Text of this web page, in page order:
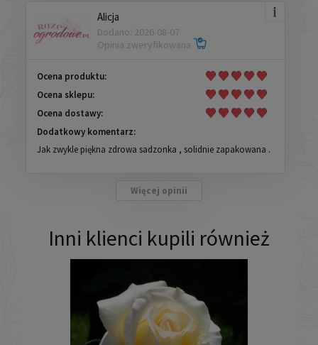
Alicja
Dodano: 2026-08-07
Opinia zweryfikowana
Ocena produktu:
Ocena sklepu:
Ocena dostawy:
Dodatkowy komentarz:
Jak zwykle piękna zdrowa sadzonka , solidnie zapakowana .
Więcej opinii
Inni klienci kupili również